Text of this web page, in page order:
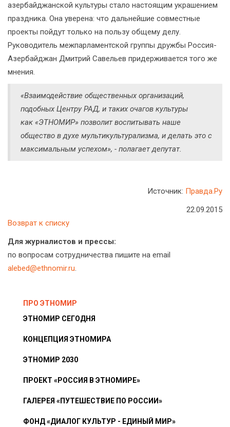
азербайджанской культуры стало настоящим украшением
праздника. Она уверена: что дальнейшие совместные
проекты пойдут только на пользу общему делу.
Руководитель межпарламентской группы дружбы Россия-
Азербайджан Дмитрий Савельев придерживается того же
мнения.
«Взаимодействие общественных организаций,
подобных Центру РАД, и таких очагов культуры
как «ЭТНОМИР» позволит воспитывать наше
общество в духе мультикультурализма, и делать это с
максимальным успехом», - полагает депутат.
Источник: Правда.Ру
22.09.2015
Возврат к списку
Для журналистов и прессы:
по вопросам сотрудничества пишите на email
alebed@ethnomir.ru.
ПРО ЭТНОМИР
ЭТНОМИР СЕГОДНЯ
КОНЦЕПЦИЯ ЭТНОМИРА
ЭТНОМИР 2030
ПРОЕКТ «РОССИЯ В ЭТНОМИРЕ»
ГАЛЕРЕЯ «ПУТЕШЕСТВИЕ ПО РОССИИ»
ФОНД «ДИАЛОГ КУЛЬТУР - ЕДИНЫЙ МИР»